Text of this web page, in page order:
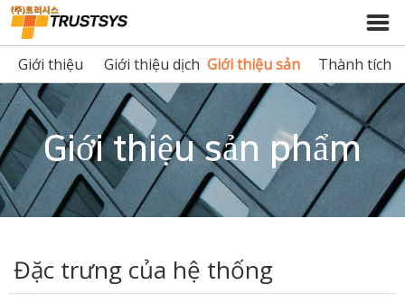
Giới thiệu
công ty
Giới thiệu dịch
vụ
Giới thiệu sản
phẩm
Thành tích
Giới thiệu sản phẩm
Đặc trưng của hệ thống